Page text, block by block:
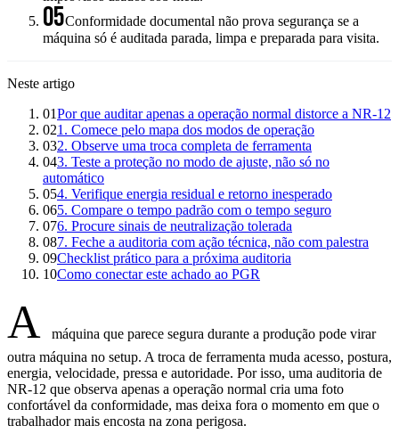
05Conformidade documental não prova segurança se a
máquina só é auditada parada, limpa e preparada para visita.
Neste artigo
01Por que auditar apenas a operação normal distorce a NR-12
021. Comece pelo mapa dos modos de operação
032. Observe uma troca completa de ferramenta
043. Teste a proteção no modo de ajuste, não só no
automático
054. Verifique energia residual e retorno inesperado
065. Compare o tempo padrão com o tempo seguro
076. Procure sinais de neutralização tolerada
087. Feche a auditoria com ação técnica, não com palestra
09Checklist prático para a próxima auditoria
10Como conectar este achado ao PGR
A
máquina que parece segura durante a produção pode virar
outra máquina no setup. A troca de ferramenta muda acesso, postura,
energia, velocidade, pressa e autoridade. Por isso, uma auditoria de
NR-12 que observa apenas a operação normal cria uma foto
confortável da conformidade, mas deixa fora o momento em que o
trabalhador mais encosta na zona perigosa.